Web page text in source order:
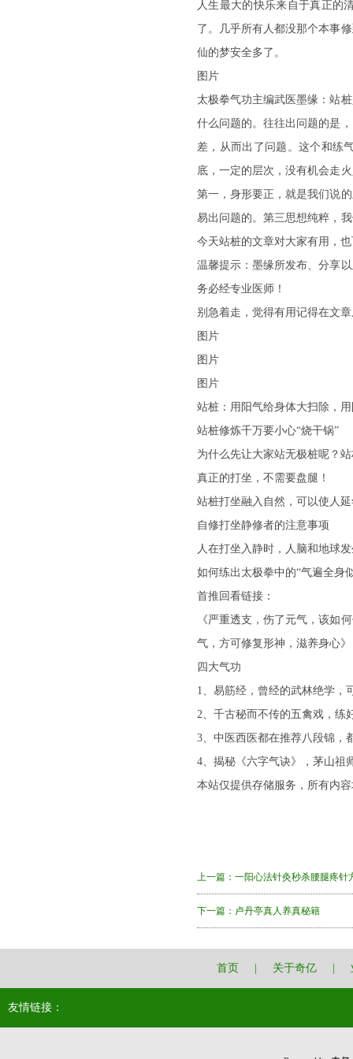
人生最大的快乐来自于真正的
了。几乎所有人都没那个本事
仙的梦安全多了。
图片
太极拳气功主编武医墨缘：站
什么问题的。往往出问题的是
差，从而出了问题。这个和练
底，一定的层次，没有机会走
第一，身形要正，就是我们说
易出问题的。第三思想纯粹，
今天站桩的文章对大家有用，
温馨提示：墨缘所发布、分享
务必经专业医师！
别急着走，觉得有用记得在文
图片
图片
图片
站桩：用阳气给身体大扫除，
站桩修炼千万要小心“烧干锅”
为什么先让大家站无极桩呢？
真正的打坐，不需要盘腿！
站桩打坐融入自然，可以使人
自修打坐静修者的注意事项
人在打坐入静时，人脑和地球
如何练出太极拳中的“气遍全身
首推回看链接：
《严重透支，伤了元气，该如
气，方可修复形神，滋养身心》
四大气功
1、易筋经，曾经的武林绝学，
2、千古秘而不传的五禽戏，练
3、中医西医都在推荐八段锦，
4、揭秘《六字气诀》，茅山祖
本站仅提供存储服务，所有内
上一篇： 一阳心法针灸秒杀腰腿疼针
下一篇： 卢丹亭真人养真秘籍
首页 关于奇亿
友情链接：